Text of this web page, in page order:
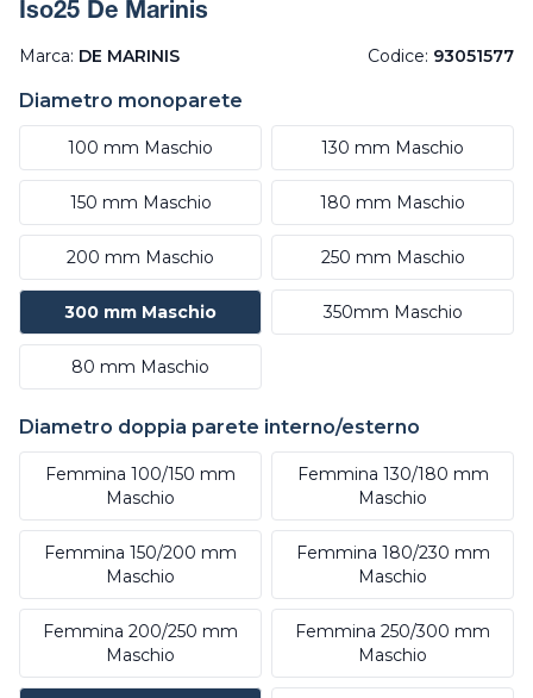
Iso25 De Marinis
Marca: DE MARINIS Codice: 93051577
Diametro monoparete
100 mm Maschio 130 mm Maschio
150 mm Maschio 180 mm Maschio
200 mm Maschio 250 mm Maschio
300 mm Maschio 350mm Maschio
80 mm Maschio
Diametro doppia parete interno/esterno
Femmina 100/150 mm
Maschio
Femmina 130/180 mm
Maschio
Femmina 150/200 mm
Maschio
Femmina 180/230 mm
Maschio
Femmina 200/250 mm
Maschio
Femmina 250/300 mm
Maschio